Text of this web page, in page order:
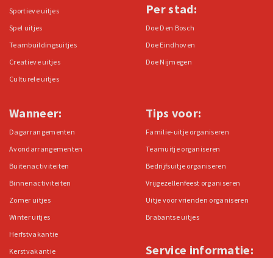
Sportieve uitjes
Spel uitjes
Teambuildingsuitjes
Creatieve uitjes
Culturele uitjes
Per stad:
Doe Den Bosch
Doe Eindhoven
Doe Nijmegen
Wanneer:
Dagarrangementen
Avondarrangementen
Buitenactiviteiten
Binnenactiviteiten
Zomer uitjes
Winter uitjes
Herfstvakantie
Kerstvakantie
Tips voor:
Familie-uitje organiseren
Teamuitje organiseren
Bedrijfsuitje organiseren
Vrijgezellenfeest organiseren
Uitje voor vrienden organiseren
Brabantse uitjes
Service informatie: